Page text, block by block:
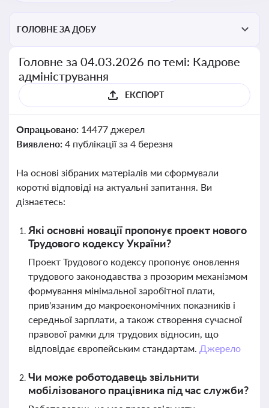
ГОЛОВНЕ ЗА ДОБУ
Головне за 04.03.2026 по темі: Кадрове
адміністрування
ЕКСПОРТ
Опрацьовано: 14477 джерел
Виявлено: 4 публікації за 4 березня
На основі зібраних матеріалів ми сформували
короткі відповіді на актуальні запитання. Ви
дізнаєтесь:
Які основні новації пропонує проект нового
Трудового кодексу України?
Проект Трудового кодексу пропонує оновлення
трудового законодавства з прозорим механізмом
формування мінімальної заробітної плати,
прив'язаним до макроекономічних показників і
середньої зарплати, а також створення сучасної
правової рамки для трудових відносин, що
відповідає європейським стандартам. Джерело
Чи може роботодавець звільнити
мобілізованого працівника під час служби?